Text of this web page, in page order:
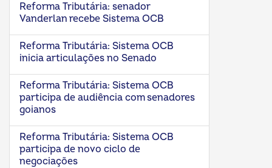
Reforma Tributária: senador
Vanderlan recebe Sistema OCB
Reforma Tributária: Sistema OCB
inicia articulações no Senado
Reforma Tributária: Sistema OCB
participa de audiência com senadores
goianos
Reforma Tributária: Sistema OCB
participa de novo ciclo de
negociações